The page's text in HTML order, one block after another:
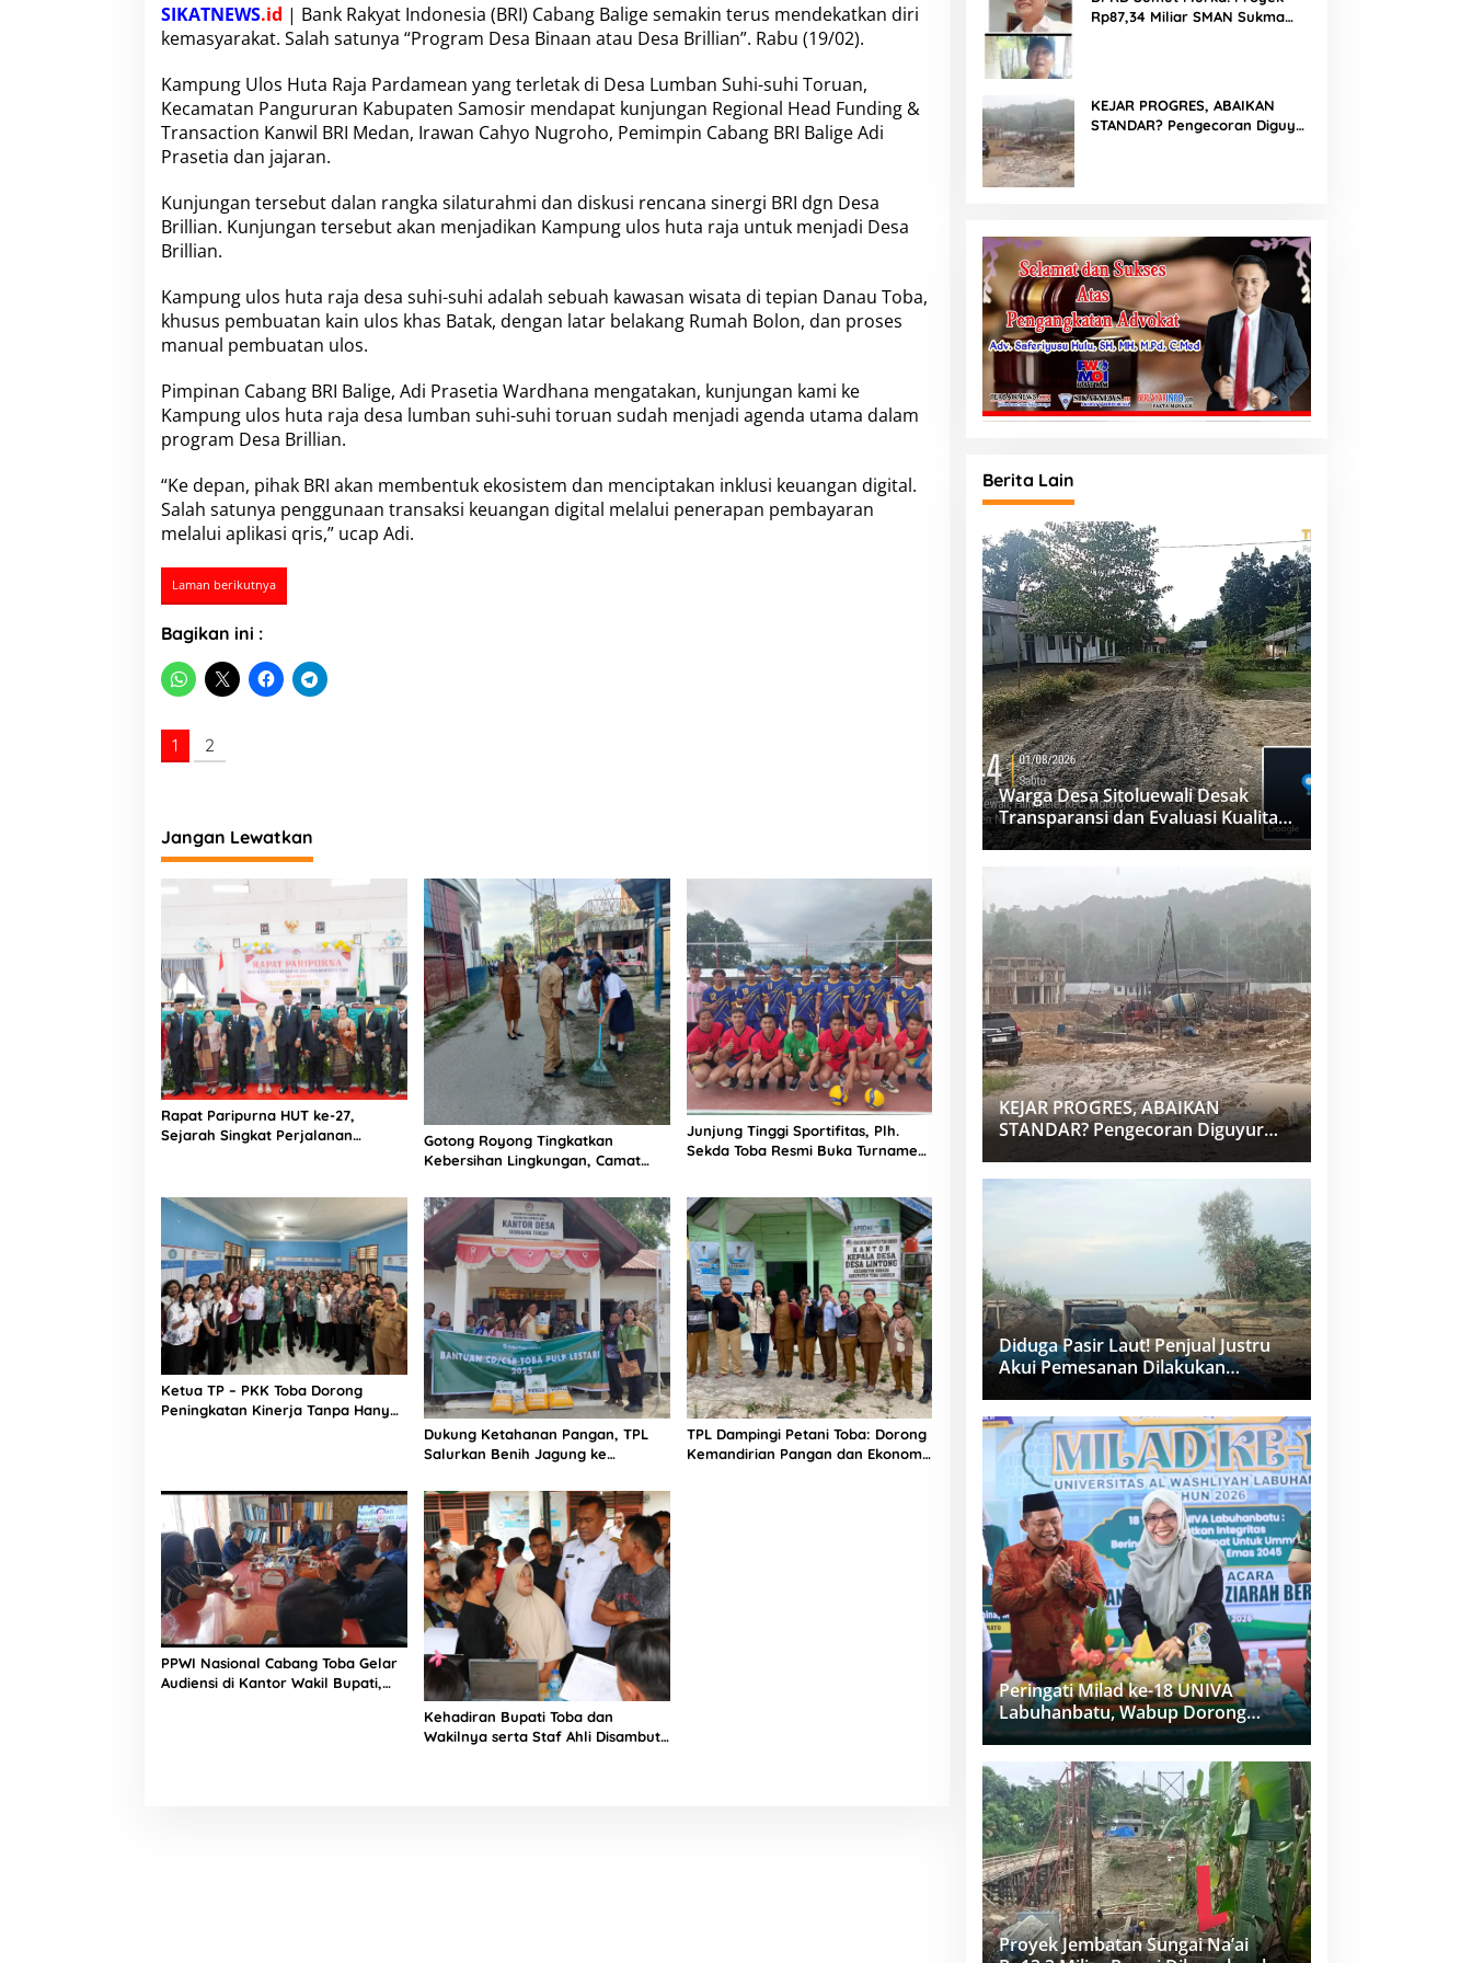
B
r
i
i
i
a
n
S
u
s
u
n
j
n
g
a
n
R
B
a
SIKATNEWS.id | Bank Rakyat Indonesia (BRI) Cabang Balige semakin terus mendekatkan diri
kemasyarakat. Salah satunya “Program Desa Binaan atau Desa Brillian”. Rabu (19/02).
Kampung Ulos Huta Raja Pardamean yang terletak di Desa Lumban Suhi-suhi Toruan,
Kecamatan Pangururan Kabupaten Samosir mendapat kunjungan Regional Head Funding &
Transaction Kanwil BRI Medan, Irawan Cahyo Nugroho, Pemimpin Cabang BRI Balige Adi
Prasetia dan jajaran.
Kunjungan tersebut dalan rangka silaturahmi dan diskusi rencana sinergi BRI dgn Desa
Brillian. Kunjungan tersebut akan menjadikan Kampung ulos huta raja untuk menjadi Desa
Brillian.
Kampung ulos huta raja desa suhi-suhi adalah sebuah kawasan wisata di tepian Danau Toba,
khusus pembuatan kain ulos khas Batak, dengan latar belakang Rumah Bolon, dan proses
manual pembuatan ulos.
Pimpinan Cabang BRI Balige, Adi Prasetia Wardhana mengatakan, kunjungan kami ke
Kampung ulos huta raja desa lumban suhi-suhi toruan sudah menjadi agenda utama dalam
program Desa Brillian.
“Ke depan, pihak BRI akan membentuk ekosistem dan menciptakan inklusi keuangan digital.
Salah satunya penggunaan transaksi keuangan digital melalui penerapan pembayaran
melalui aplikasi qris,” ucap Adi.
Laman berikutnya
Bagikan ini :
1 2
Jangan Lewatkan
Rapat Paripurna HUT ke-27,
Sejarah Singkat Perjalanan
Gotong Royong Tingkatkan
Kebersihan Lingkungan, Camat
Junjung Tinggi Sportifitas, Plh.
Sekda Toba Resmi Buka Turnamen
Ketua TP – PKK Toba Dorong
Peningkatan Kinerja Tanpa Hanya
Dukung Ketahanan Pangan, TPL
Salurkan Benih Jagung ke
Kabupaten Toba
TPL Dampingi Petani Toba: Dorong
Kemandirian Pangan dan Ekonomi
PPWI Nasional Cabang Toba Gelar
Audiensi di Kantor Wakil Bupati,
Kehadiran Bupati Toba dan
Wakilnya serta Staf Ahli Disambut
Rp87,34 Miliar SMAN Sukma
KEJAR PROGRES, ABAIKAN
STANDAR? Pengecoran Diguyur
Berita Lain
Warga Desa Sitoluewali Desak
Transparansi dan Evaluasi Kualitas
Proyek Jalan, Diduga Minim
KEJAR PROGRES, ABAIKAN
STANDAR? Pengecoran Diguyur
Hujan di Proyek Rp87,34 Miliar
Sukma Nias, Konsultan, Pengawas
dan PPK Bungkam
Diduga Pasir Laut! Penjual Justru
Akui Pemesanan Dilakukan
Langsung Humas Proyek Sukma
Peringati Milad ke-18 UNIVA
Labuhanbatu, Wabup Dorong
Penguatan SDM Unggul Menuju
Indonesia Emas 2045
Proyek Jembatan Sungai Na’ai